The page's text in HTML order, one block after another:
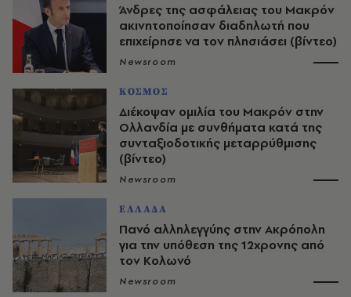
Άνδρες της ασφάλειας του Μακρόν
ακινητοποίησαν διαδηλωτή που
επιχείρησε να τον πλησιάσει (βίντεο)
Newsroom
ΚΟΣΜΟΣ
Διέκοψαν ομιλία του Μακρόν στην
Ολλανδία με συνθήματα κατά της
συνταξιοδοτικής μεταρρύθμισης
(βίντεο)
Newsroom
ΕΛΛΑΔΑ
Πανό αλληλεγγύης στην Ακρόπολη
για την υπόθεση της 12χρονης από
τον Κολωνό
Newsroom